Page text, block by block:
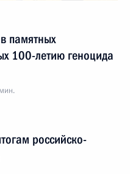
памятных
100-летию геноцида
российско-